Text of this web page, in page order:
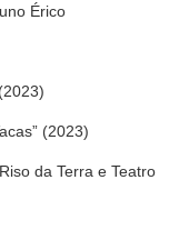
Érico
(2023)
da Terra e Teatro